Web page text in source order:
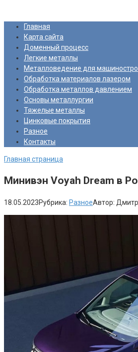
контентуГлавная
Карта сайта
Доменный процесс
Легкие металлы
Металловедение для
Обработка материалов лазером
Обработка металлов давлением
Основы металлургии
Тяжелые металлы
Цинковые покрытия
Разное
Контакты
Главная страница
Минивэн Voyah Dream в
18.05.2023Рубрика: РазноеАвтор: